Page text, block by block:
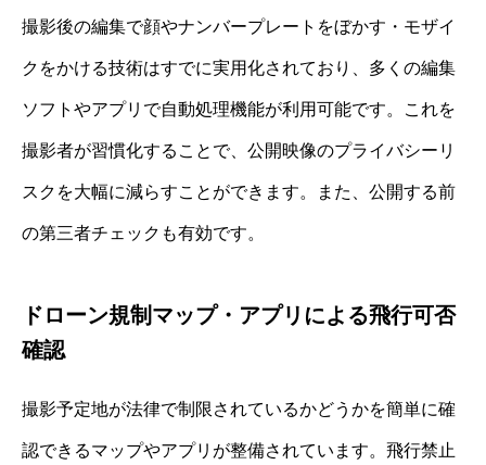
撮影後の編集で顔やナンバープレートをぼかす・モザイ
クをかける技術はすでに実用化されており、多くの編集
ソフトやアプリで自動処理機能が利用可能です。これを
撮影者が習慣化することで、公開映像のプライバシーリ
スクを大幅に減らすことができます。また、公開する前
の第三者チェックも有効です。
ドローン規制マップ・アプリによる飛行可否
確認
撮影予定地が法律で制限されているかどうかを簡単に確
認できるマップやアプリが整備されています。飛行禁止